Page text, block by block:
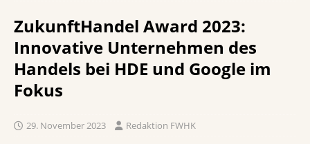
ZukunftHandel Award 2023:
Innovative Unternehmen des
Handels bei HDE und Google im
Fokus
29. November 2023 Redaktion FWHK